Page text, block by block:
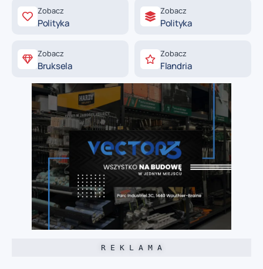
Zobacz
Polityka
Zobacz
Polityka
Zobacz
Bruksela
Zobacz
Flandria
R E K L A M A